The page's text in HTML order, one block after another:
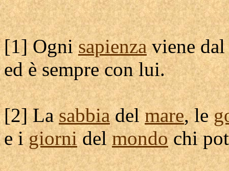
[1] Ognisapienzaviene
ed è sempre con lui.
[2] Lasabbiadelmare, le
e igiornidelmondochi